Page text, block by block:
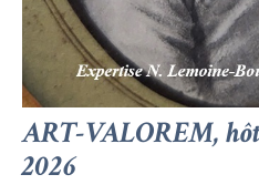
ART-VALOREM,
2026